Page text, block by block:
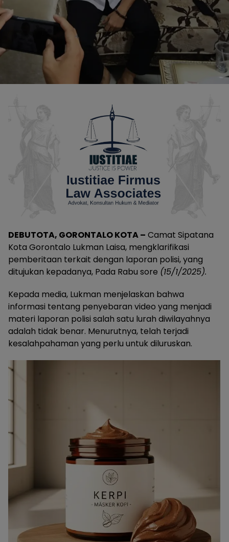
DEBUTOTA, GORONTALO KOTA – Camat Sipatana
Kota Gorontalo Lukman Laisa, mengklarifikasi
pemberitaan terkait dengan laporan polisi, yang
ditujukan kepadanya, Pada Rabu sore (15/1/2025).
Kepada media, Lukman menjelaskan bahwa
informasi tentang penyebaran video yang menjadi
materi laporan polisi salah satu lurah diwilayahnya
adalah tidak benar. Menurutnya, telah terjadi
kesalahpahaman yang perlu untuk diluruskan.